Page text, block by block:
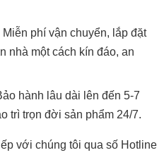
Miễn phí vận chuyển, lắp đặt
nhà một cách kín đáo, an
hành lâu dài lên đến 5-7
trì trọn đời sản phẩm 24/7.
với chúng tôi qua số Hotline